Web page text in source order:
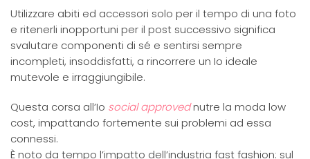
Utilizzare abiti ed accessori solo per il tempo di una foto
e ritenerli inopportuni per il post successivo significa
svalutare componenti di sé e sentirsi sempre
incompleti, insoddisfatti, a rincorrere un Io ideale
mutevole e irraggiungibile.
Questa corsa all’Io social approvednutre la moda low
cost, impattando fortemente sui problemi ad essa
connessi.
È noto da tempo l’impatto dell’industria fast fashion: sul